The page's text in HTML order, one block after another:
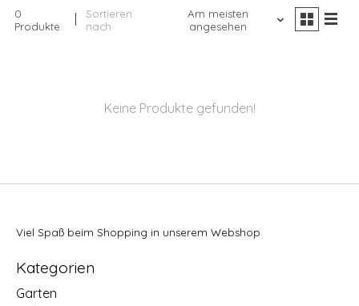
0
Produkte
Sortieren
nach
Am meisten
angesehen
Keine Produkte gefunden!
Viel Spaß beim Shopping in unserem Webshop
Kategorien
Garten